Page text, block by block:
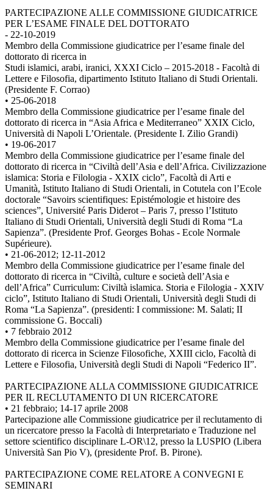
PARTECIPAZIONE ALLE COMMISSIONE GIUDICATRICE
PER L’ESAME FINALE DEL DOTTORATO
- 22-10-2019
Membro della Commissione giudicatrice per l’esame finale del
dottorato di ricerca in
Studi islamici, arabi, iranici, XXXI Ciclo – 2015-2018 - Facoltà di
Lettere e Filosofia, dipartimento Istituto Italiano di Studi Orientali.
(Presidente F. Corrao)
• 25-06-2018
Membro della Commissione giudicatrice per l’esame finale del
dottorato di ricerca in “Asia Africa e Mediterraneo” XXIX Ciclo,
Università di Napoli L’Orientale. (Presidente I. Zilio Grandi)
• 19-06-2017
Membro della Commissione giudicatrice per l’esame finale del
dottorato di ricerca in “Civiltà dell’Asia e dell’Africa. Civilizzazione
islamica: Storia e Filologia - XXIX ciclo”, Facoltà di Arti e
Umanità, Istituto Italiano di Studi Orientali, in Cotutela con l’Ecole
doctorale “Savoirs scientifiques: Epistémologie et histoire des
sciences”, Université Paris Diderot – Paris 7, presso l’Istituto
Italiano di Studi Orientali, Università degli Studi di Roma “La
Sapienza”. (Presidente Prof. Georges Bohas - Ecole Normale
Supérieure).
• 21-06-2012; 12-11-2012
Membro della Commissione giudicatrice per l’esame finale del
dottorato di ricerca in “Civiltà, culture e società dell’Asia e
dell’Africa” Curriculum: Civiltà islamica. Storia e Filologia - XXIV
ciclo”, Istituto Italiano di Studi Orientali, Università degli Studi di
Roma “La Sapienza”. (presidenti: I commissione: M. Salati; II
commissione G. Boccali)
• 7 febbraio 2012
Membro della Commissione giudicatrice per l’esame finale del
dottorato di ricerca in Scienze Filosofiche, XXIII ciclo, Facoltà di
Lettere e Filosofia, Università degli Studi di Napoli “Federico II”.
PARTECIPAZIONE ALLA COMMISSIONE GIUDICATRICE
PER IL RECLUTAMENTO DI UN RICERCATORE
• 21 febbraio; 14-17 aprile 2008
Partecipazione alle Commissione giudicatrice per il reclutamento di
un ricercatore presso la Facoltà di Interpretariato e Traduzione nel
settore scientifico disciplinare L-OR\12, presso la LUSPIO (Libera
Università San Pio V), (presidente Prof. B. Pirone).
PARTECIPAZIONE COME RELATORE A CONVEGNI E
SEMINARI